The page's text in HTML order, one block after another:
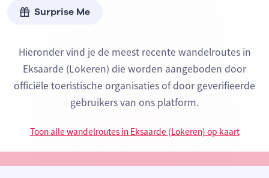
Surprise Me
Hieronder vind je de meest recente wandelroutes in
Eksaarde (Lokeren) die worden aangeboden door
officiële toeristische organisaties of door geverifieerde
gebruikers van ons platform.
Toon alle wandelroutes in Eksaarde (Lokeren) op kaart